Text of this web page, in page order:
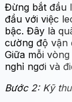
Đừng bắt đầu
đầu với việc
bậc. Đây là
cường độ vận
Giữa mỗi
nghỉ ngơi và
Bước 2: Kỹ